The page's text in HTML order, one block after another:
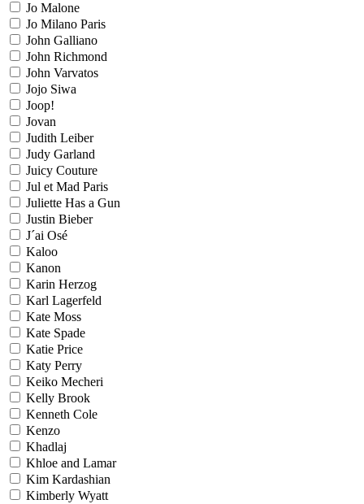
Jo Malone
Jo Milano Paris
John Galliano
John Richmond
John Varvatos
Jojo Siwa
Joop!
Jovan
Judith Leiber
Judy Garland
Juicy Couture
Jul et Mad Paris
Juliette Has a Gun
Justin Bieber
J´ai Osé
Kaloo
Kanon
Karin Herzog
Karl Lagerfeld
Kate Moss
Kate Spade
Katie Price
Katy Perry
Keiko Mecheri
Kelly Brook
Kenneth Cole
Kenzo
Khadlaj
Khloe and Lamar
Kim Kardashian
Kimberly Wyatt